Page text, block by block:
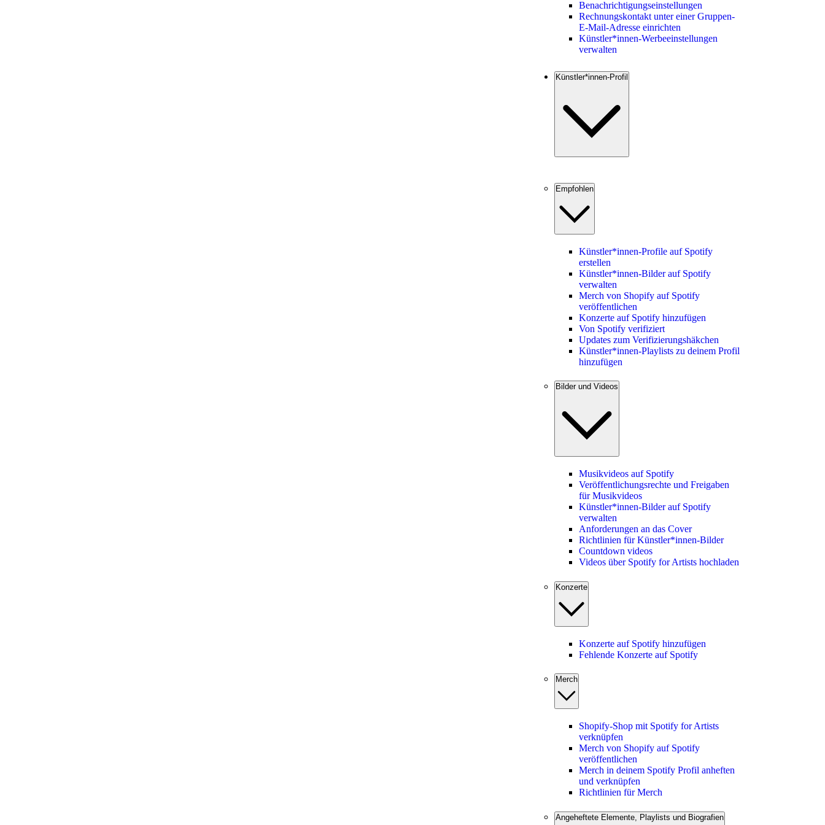
Benachrichtigungseinstellungen
Rechnungskontakt unter einer Gruppen-
E-Mail-Adresse einrichten
Künstler*innen-Werbeeinstellungen
verwalten
Künstler*innen-Profil
Empfohlen
Künstler*innen-Profile auf Spotify
erstellen
Künstler*innen-Bilder auf Spotify
verwalten
Merch von Shopify auf Spotify
veröffentlichen
Konzerte auf Spotify hinzufügen
Von Spotify verifiziert
Updates zum Verifizierungshäkchen
Künstler*innen-Playlists zu deinem Profil
hinzufügen
Bilder und Videos
Musikvideos auf Spotify
Veröffentlichungsrechte und Freigaben
für Musikvideos
Künstler*innen-Bilder auf Spotify
verwalten
Anforderungen an das Cover
Richtlinien für Künstler*innen-Bilder
Countdown videos
Videos über Spotify for Artists hochladen
Konzerte
Konzerte auf Spotify hinzufügen
Fehlende Konzerte auf Spotify
Merch
Shopify-Shop mit Spotify for Artists
verknüpfen
Merch von Shopify auf Spotify
veröffentlichen
Merch in deinem Spotify Profil anheften
und verknüpfen
Richtlinien für Merch
Angeheftete Elemente, Playlists und Biografien